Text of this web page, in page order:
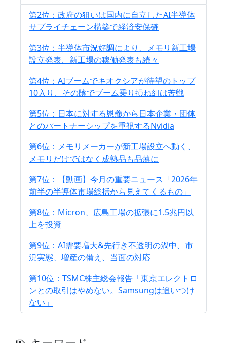
第2位：政府の狙いは国内に自立したAI半導体
サプライチェーン構築で経済安保確
第3位：半導体市況好調により、メモリ新工場
設立発表、新工場の稼働発表も続々
第4位：AIブームでキオクシアが待望のトップ
10入り、その陰でブーム乗り損ね組は苦戦
第5位：日本に対する恩義から日本企業・団体
とのパートナーシップを重視するNvidia
第6位：メモリメーカーが新工場設立へ動く、
メモリだけではなく成熟品も品薄に
第7位：【動画】今月の重要ニュース「2026年
前半の半導体市場総括から見えてくるもの」
第8位：Micron、広島工場の拡張に1.5兆円以
上を投資
第9位：AI需要増大&先行き不透明の渦中、市
況実態、増産の備え、当面の対応
第10位：TSMC株主総会報告「東京エレクトロ
ンとの取引はやめない。Samsungは追いつけ
ない」